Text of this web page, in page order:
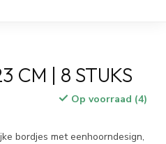
CM | 8 STUKS
Op voorraad (4)
bordjes met eenhoorndesign,